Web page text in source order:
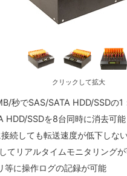
クリックして拡大
秒でSAS/SATA HDD/SSDの1
HDD/SSDを8台同時に消去可能
続しても転送速度が低下しな
てリアルタイムモニタリング
等に操作ログの記録が可能